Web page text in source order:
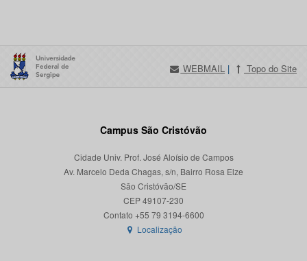
WEBMAIL | Topo do Site
Campus São Cristóvão
Cidade Univ. Prof. José Aloísio de Campos
Av. Marcelo Deda Chagas, s/n, Bairro Rosa Elze
São Cristóvão/SE
CEP 49107-230
Localização